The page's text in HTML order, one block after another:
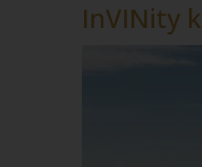
InVINity